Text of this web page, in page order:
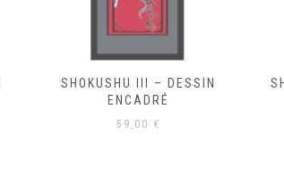
SHOKUSHU IV – DESSIN
ENCADRÉ
59,00 €